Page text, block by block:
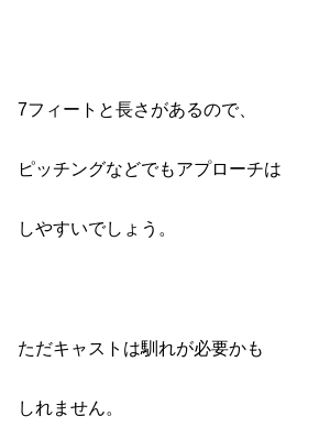
7フィートと長さがあるので、
ピッチングなどでもアプローチは
しやすいでしょう。
ただキャストは馴れが必要かも
しれません。